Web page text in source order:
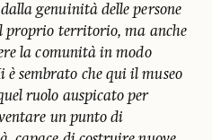
genuinità delle persone
proprio territorio, ma anche
la comunità in modo
è sembrato che qui il museo
ruolo auspicato per
un punto di